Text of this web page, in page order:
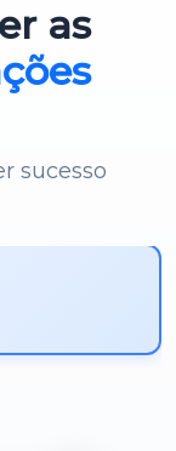
as
sucesso